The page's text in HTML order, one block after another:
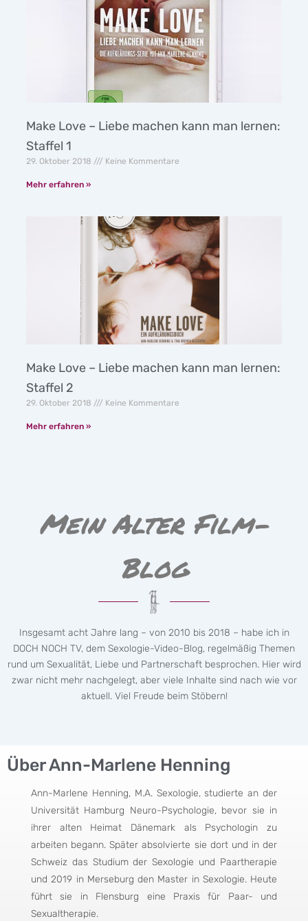
Make Love – Liebe machen kann man lernen:
Staffel 1
29. Oktober 2018 Keine Kommentare
Mehr erfahren »
Make Love – Liebe machen kann man lernen:
Staffel 2
29. Oktober 2018 Keine Kommentare
Mehr erfahren »
Mein Alter Film-
Blog
Insgesamt acht Jahre lang – von 2010 bis 2018 – habe ich in
DOCH NOCH TV, dem Sexologie-Video-Blog, regelmäßig Themen
rund um Sexualität, Liebe und Partnerschaft besprochen. Hier wird
zwar nicht mehr nachgelegt, aber viele Inhalte sind nach wie vor
aktuell. Viel Freude beim Stöbern!
Über Ann-Marlene Henning
Ann-Marlene Henning, M.A. Sexologie, studierte an der
Universität Hamburg Neuro-Psychologie, bevor sie in
ihrer alten Heimat Dänemark als Psychologin zu
arbeiten begann. Später absolvierte sie dort und in der
Schweiz das Studium der Sexologie und Paartherapie
und 2019 in Merseburg den Master in Sexologie. Heute
führt sie in Flensburg eine Praxis für Paar- und
Sexualtherapie.